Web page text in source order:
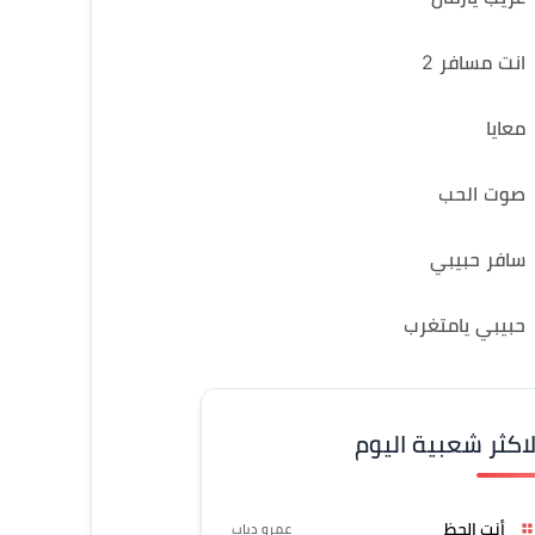
انت مسافر 2
معايا
صوت الحب
سافر حبيبي
حبيبي يامتغرب
شعبية اليوم
أنت الحظ عمرو دياب